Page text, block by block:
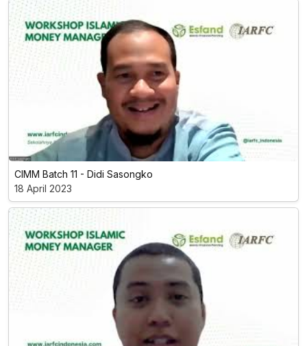
CIMM Batch 11 - Didi Sasongko
18 April 2023